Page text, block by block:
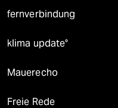
fernverbindung
klima update°
Mauerecho
Freie Rede